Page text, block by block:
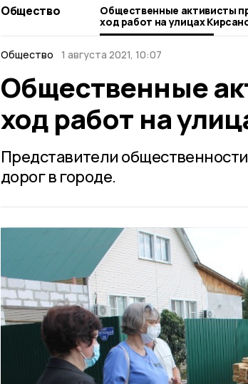
Общество
Общественные активисты
ход работ на улицах
Общество 1 августа 2021, 10:07
Общественные
ход работ на
Представители
дорог в городе.